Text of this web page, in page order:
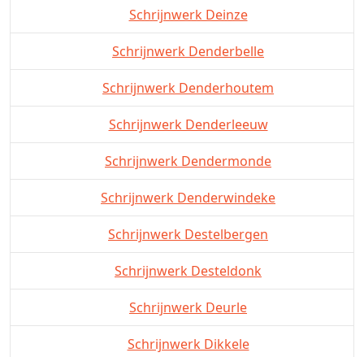
Schrijnwerk Deinze
Schrijnwerk Denderbelle
Schrijnwerk Denderhoutem
Schrijnwerk Denderleeuw
Schrijnwerk Dendermonde
Schrijnwerk Denderwindeke
Schrijnwerk Destelbergen
Schrijnwerk Desteldonk
Schrijnwerk Deurle
Schrijnwerk Dikkele